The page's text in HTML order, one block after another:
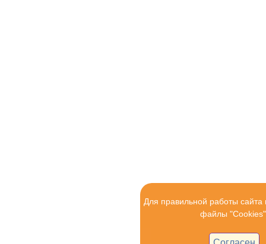
Для правильной работы
файлы